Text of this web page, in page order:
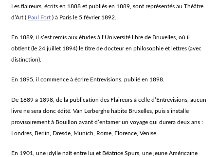
Les flaireurs, écrits en 1888 et publiés en 1889, sont représentés au Théâtre
d’Art ( Paul Fort ) à Paris le 5 février 1892.
En 1889, il s’est remis aux études à l’Université libre de Bruxelles, où il
obtient (le 24 juillet 1894) le titre de docteur en philosophie et lettres (avec
distinction).
En 1895, il commence à écrire Entrevisions, publié en 1898.
De 1889 à 1898, de la publication des Flaireurs à celle d’Entrevisions, aucun
livre ne sera donc édité. Van Lerberghe habite Bruxelles, puis s’installe
provisoirement à Bouillon avant d’entamer un voyage qui durera deux ans :
Londres, Berlin, Dresde, Munich, Rome, Florence, Venise.
En 1901, une idylle naît entre lui et Béatrice Spurs, une jeune Américaine